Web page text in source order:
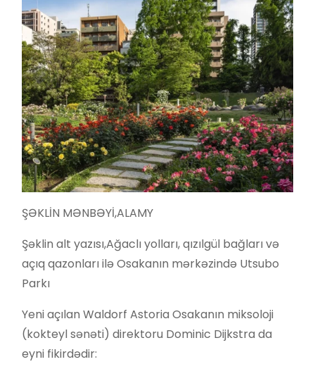
ŞƏKLİN MƏNBƏYİ,ALAMY
Şəklin alt yazısı,Ağaclı yolları, qızılgül bağları və
açıq qazonları ilə Osakanın mərkəzində Utsubo
Parkı
Yeni açılan Waldorf Astoria Osakanın miksoloji
(kokteyl sənəti) direktoru Dominic Dijkstra da
eyni fikirdədir: